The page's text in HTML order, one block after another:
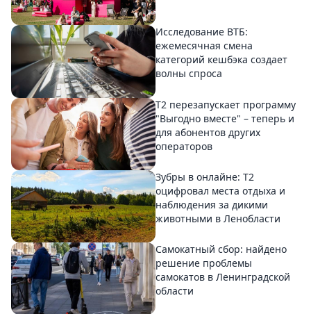
Исследование ВТБ:
ежемесячная смена
категорий кешбэка создает
волны спроса
Т2 перезапускает программу
"Выгодно вместе" – теперь и
для абонентов других
операторов
Зубры в онлайне: Т2
оцифровал места отдыха и
наблюдения за дикими
животными в Ленобласти
Самокатный сбор: найдено
решение проблемы
самокатов в Ленинградской
области